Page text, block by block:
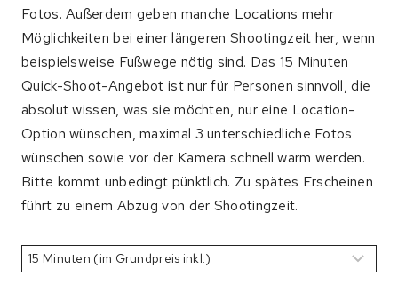
Fotos. Außerdem geben manche Locations mehr
Möglichkeiten bei einer längeren Shootingzeit her, wenn
beispielsweise Fußwege nötig sind. Das 15 Minuten
Quick-Shoot-Angebot ist nur für Personen sinnvoll, die
absolut wissen, was sie möchten, nur eine Location-
Option wünschen, maximal 3 unterschiedliche Fotos
wünschen sowie vor der Kamera schnell warm werden.
Bitte kommt unbedingt pünktlich. Zu spätes Erscheinen
führt zu einem Abzug von der Shootingzeit.